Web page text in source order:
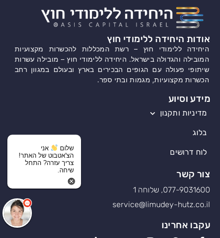
אודות היחידה ללימודי חוץ
היחידה ללימודי חוץ – רשת המכללות להכשרות מקצועיות
המובילה והגדולה בישראל. היחידה ללימודי חוץ – מובילה עשרות
שיתופי פעולה עם הגופים הבכירים בארץ ובעולם במגוון רחב
הכשרות מקצועיות, מגמות ובתי ספר.
מידע וסיוע
מדיניות ותקנון
בלוג
לוח דרושים
צור קשר
077-9031600, שלוחה 1
service@limudey-hutz.co.il
עקבו אחרינו
שלום
אני
הצ'אטבוט של האתר!
צריך עזרה? התחל
שיחה.